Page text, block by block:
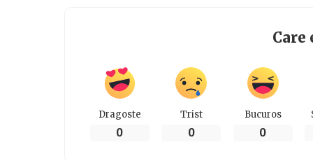
Care
Dragoste
0
Trist
0
Bucuros
0